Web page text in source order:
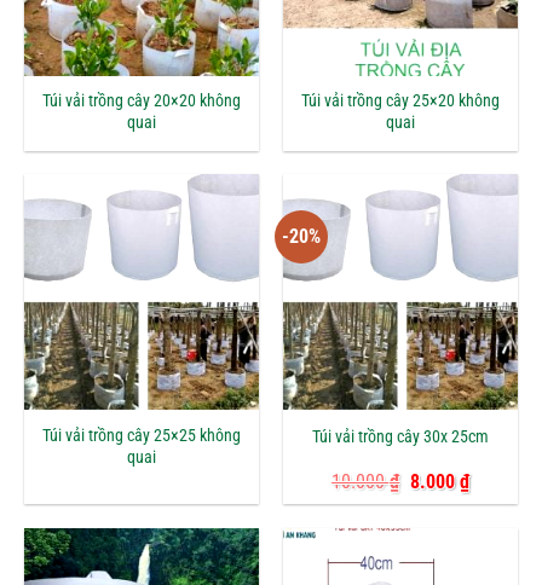
Túi vải trồng cây 20×20 không
quai
Túi vải trồng cây 25×20 không
quai
Túi vải trồng cây 25×25 không
quai
-20%
Túi vải trồng cây 30x 25cm
10.000₫ Giá
gốc
10.000 ₫.
8.000₫Giá
hiện